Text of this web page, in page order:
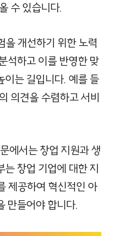
수 있습니다.
을 개선하기 위한 노력
석하고 이를 반영한 맞
이는 길입니다. 예를 들
의견을 수렴하고 서비
에서는 창업 지원과 생
는 창업 기업에 대한 지
제공하여 혁신적인 아
만들어야 합니다.